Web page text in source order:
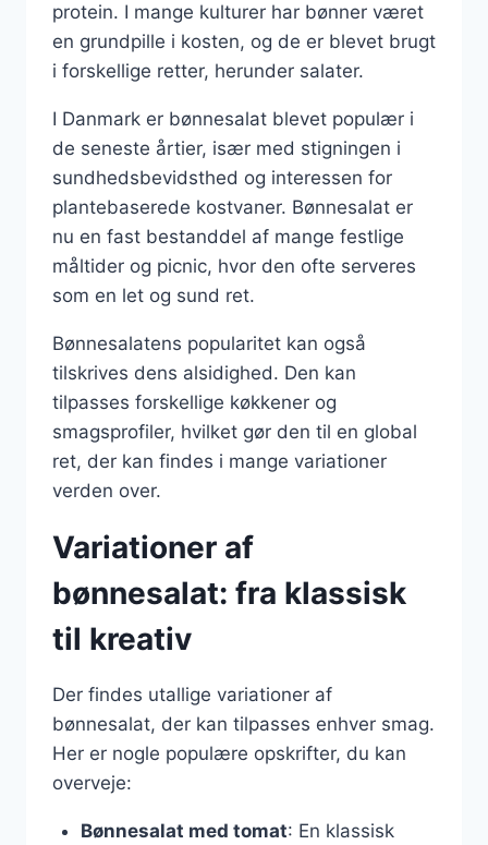
protein. I mange kulturer har bønner været
en grundpille i kosten, og de er blevet brugt
i forskellige retter, herunder salater.
I Danmark er bønnesalat blevet populær i
de seneste årtier, især med stigningen i
sundhedsbevidsthed og interessen for
plantebaserede kostvaner. Bønnesalat er
nu en fast bestanddel af mange festlige
måltider og picnic, hvor den ofte serveres
som en let og sund ret.
Bønnesalatens popularitet kan også
tilskrives dens alsidighed. Den kan
tilpasses forskellige køkkener og
smagsprofiler, hvilket gør den til en global
ret, der kan findes i mange variationer
verden over.
Variationer af
bønnesalat: fra klassisk
til kreativ
Der findes utallige variationer af
bønnesalat, der kan tilpasses enhver smag.
Her er nogle populære opskrifter, du kan
overveje:
Bønnesalat med tomat: En klassisk